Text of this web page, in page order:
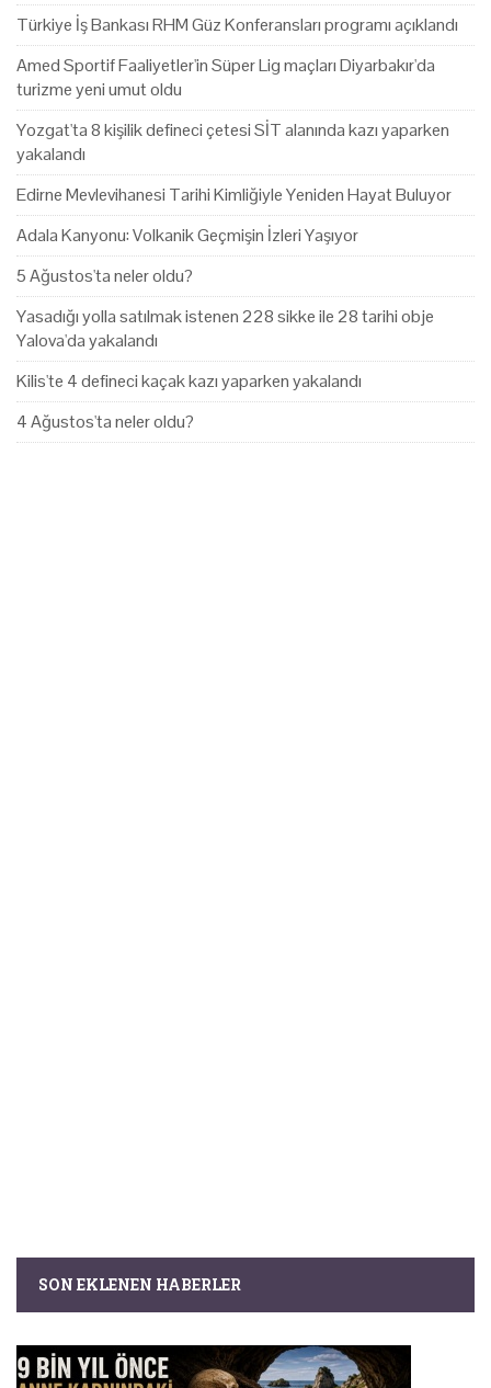
Türkiye İş Bankası RHM Güz Konferansları programı açıklandı
Amed Sportif Faaliyetler'in Süper Lig maçları Diyarbakır'da
turizme yeni umut oldu
Yozgat'ta 8 kişilik defineci çetesi SİT alanında kazı yaparken
yakalandı
Edirne Mevlevihanesi Tarihi Kimliğiyle Yeniden Hayat Buluyor
Adala Kanyonu: Volkanik Geçmişin İzleri Yaşıyor
5 Ağustos'ta neler oldu?
Yasadığı yolla satılmak istenen 228 sikke ile 28 tarihi obje
Yalova'da yakalandı
Kilis'te 4 defineci kaçak kazı yaparken yakalandı
4 Ağustos'ta neler oldu?
SON EKLENEN HABERLER